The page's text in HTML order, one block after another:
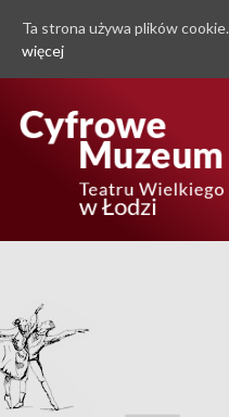
Ta strona używa plików cookie.
więcej